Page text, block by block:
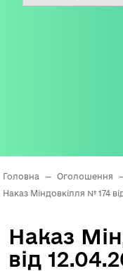
Головна — Оголошення
Наказ Міндовкілля № 174
Наказ
від